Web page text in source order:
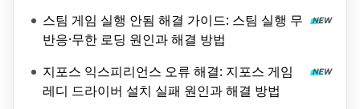
스팀 게임 실행 안됨 해결 가이드: 스팀 실행 무
반응·무한 로딩 원인과 해결 방법
지포스 익스피리언스 오류 해결: 지포스 게임
레디 드라이버 설치 실패 원인과 해결 방법